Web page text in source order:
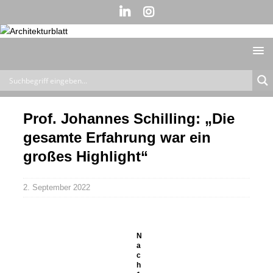
Prof. Johannes Schilling: „Die
gesamte Erfahrung war ein
großes Highlight“
2. September 2022
N
a
c
h